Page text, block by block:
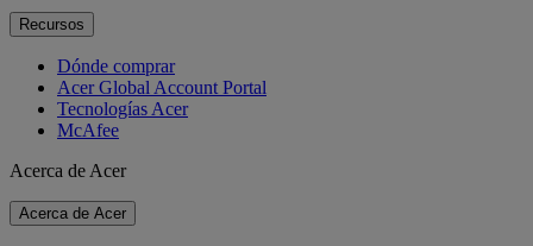
Recursos
Dónde comprar
Acer Global Account Portal
Tecnologías Acer
McAfee
Acerca de Acer
Acerca de Acer